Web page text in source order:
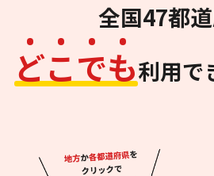
全国47都
どこでも利用で